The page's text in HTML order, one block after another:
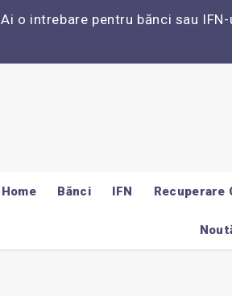
Ai o intrebare pentru bănci sau
Home Bănci IFN Recuperare